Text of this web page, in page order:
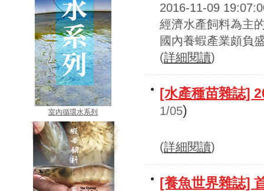
2016-11-09
經濟水產飼料為主
國內養蝦產業頗負
(詳細閱讀)
[水產種苗雜誌]
1/05)
(詳細閱讀)
[養魚世界雜誌]
室內循環水系列